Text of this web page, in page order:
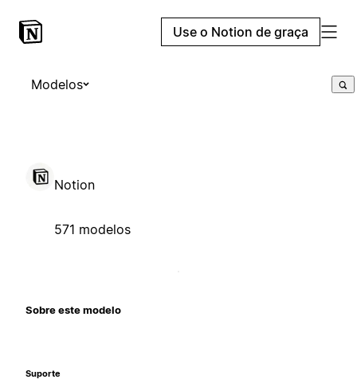
Use o Notion de graça
Modelos
Notion
571 modelos
Sobre este modelo
Suporte